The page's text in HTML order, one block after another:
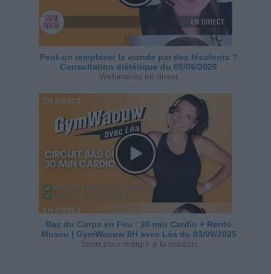
Peut-on remplacer la viande par des féculents ?
Consultation diététique du 05/08/2026
Webinaires en direct
Bas du Corps en Feu : 30 min Cardio + Renfo
Muscu | GymWaouw 8H avec Léa du 03/09/2025
Sport pour maigrir à la maison